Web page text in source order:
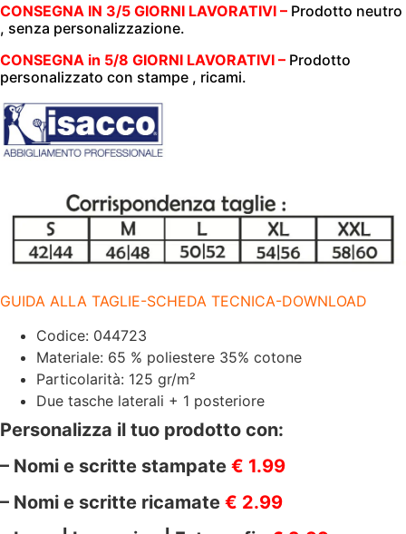
ROSA
|
(UOMO|DONNA)
|
CHIUSURA
ELASTICO
E
CORDINO
|
3
GR/M2
ISACCO-
044723/
CONSEGNA IN 3/5 GIORNI LAVORATIVI – Prodotto neutro
, senza personalizzazione.
CONSEGNA in 5/8 GIORNI LAVORATIVI – Prodotto
personalizzato con stampe , ricami.
GUIDA ALLA TAGLIE-SCHEDA TECNICA-DOWNLOAD
Codice: 044723
Materiale: 65 % poliestere 35% cotone
Particolarità: 125 gr/m²
Due tasche laterali + 1 posteriore
Personalizza il tuo prodotto con:
– Nomi e scritte stampate € 1.99
– Nomi e scritte ricamate € 2.99